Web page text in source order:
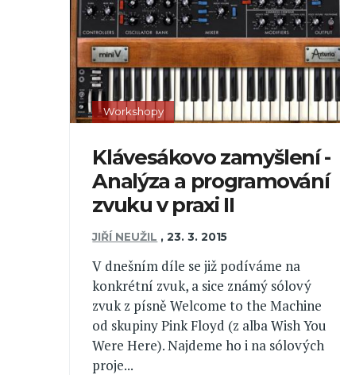
Workshopy
Klávesákovo zamyšlení -
Analýza a programování
zvuku v praxi II
JIŘÍ NEUŽIL ,23. 3. 2015
V dnešním díle se již podíváme na
konkrétní zvuk, a sice známý sólový
zvuk z písně Welcome to the Machine
od skupiny Pink Floyd (z alba Wish You
Were Here). Najdeme ho i na sólových
proje...